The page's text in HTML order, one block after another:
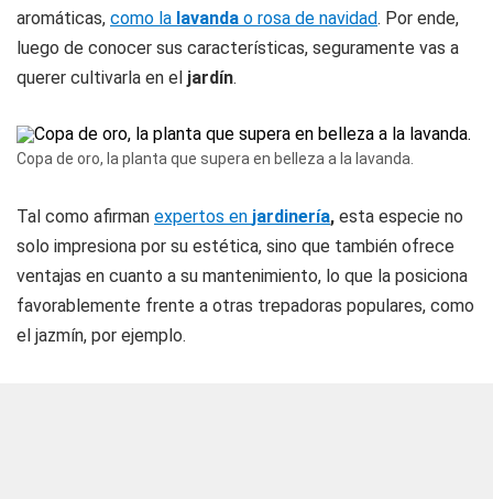
aromáticas, como la lavanda o rosa de navidad. Por ende,
luego de conocer sus características, seguramente vas a
querer cultivarla en el jardín.
Copa de oro, la planta que supera en belleza a la lavanda.
Tal como afirman expertos en jardinería, esta especie no
solo impresiona por su estética, sino que también ofrece
ventajas en cuanto a su mantenimiento, lo que la posiciona
favorablemente frente a otras trepadoras populares, como
el jazmín, por ejemplo.